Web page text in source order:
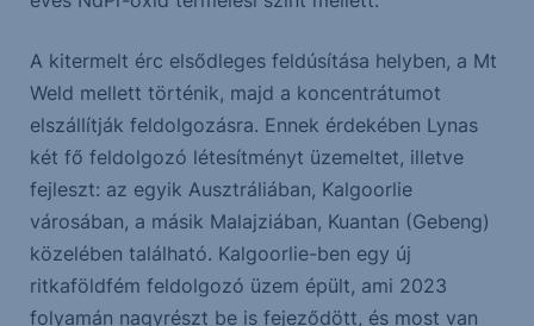
A kitermelt érc elsődleges feldúsítása helyben, a Mt
Weld mellett történik, majd a koncentrátumot
elszállítják feldolgozásra. Ennek érdekében Lynas
két fő feldolgozó létesítményt üzemeltet, illetve
fejleszt: az egyik Ausztráliában, Kalgoorlie
városában, a másik Malajziában, Kuantan (Gebeng)
közelében található. Kalgoorlie-ben egy új
ritkaföldfém feldolgozó üzem épült, ami 2023
folyamán nagyrészt be is fejeződött, és most van